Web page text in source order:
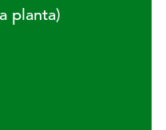
planta)